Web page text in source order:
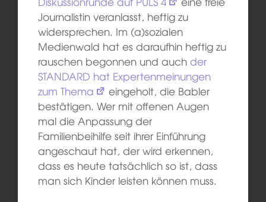
Journalistin veranlasst, heftig zu
widersprechen. Im (a)sozialen
Medienwald hat es daraufhin heftig zu
rauschen begonnen und auch der
STANDARD hat Expertenmeinungen
zum Thema
eingeholt, die Babler
bestätigen. Wer mit offenen Augen
mal die Anpassung der
Familienbeihilfe seit ihrer Einführung
angeschaut hat, der wird erkennen,
dass es heute tatsächlich so ist, dass
man sich Kinder leisten können muss.